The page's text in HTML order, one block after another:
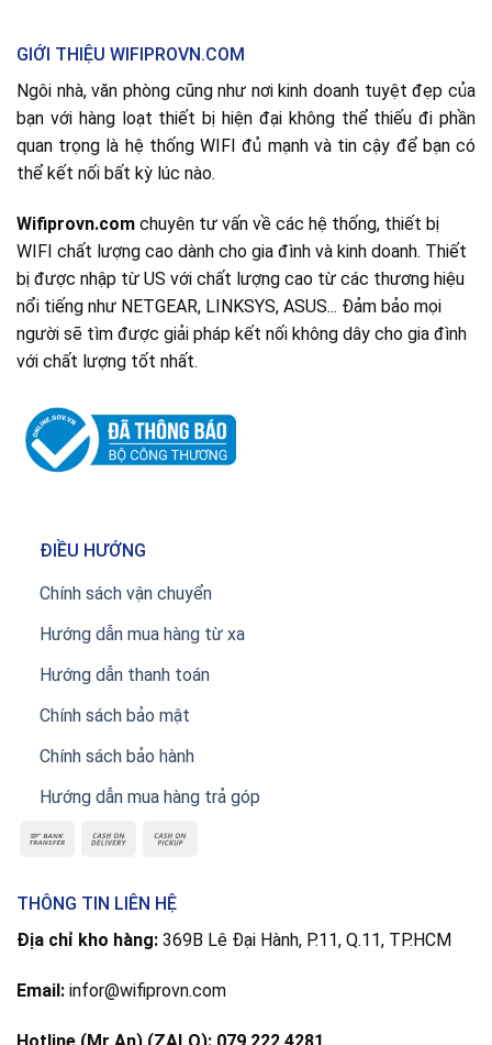
GIỚI THIỆU WIFIPROVN.COM
Ngôi nhà, văn phòng cũng như nơi kinh doanh tuyệt đẹp của
bạn với hàng loạt thiết bị hiện đại không thể thiếu đi phần
quan trọng là hệ thống WIFI đủ mạnh và tin cậy để bạn có
thể kết nối bất kỳ lúc nào.
Wifiprovn.com chuyên tư vấn về các hệ thống, thiết bị
WIFI chất lượng cao dành cho gia đình và kinh doanh. Thiết
bị được nhập từ US với chất lượng cao từ các thương hiệu
nổi tiếng như NETGEAR, LINKSYS, ASUS... Đảm bảo mọi
người sẽ tìm được giải pháp kết nối không dây cho gia đình
với chất lượng tốt nhất.
ĐIỀU HƯỚNG
Chính sách vận chuyển
Hướng dẫn mua hàng từ xa
Hướng dẫn thanh toán
Chính sách bảo mật
Chính sách bảo hành
Hướng dẫn mua hàng trả góp
THÔNG TIN LIÊN HỆ
Địa chỉ kho hàng: 369B Lê Đại Hành, P.11, Q.11, TP.HCM
Email: infor@wifiprovn.com